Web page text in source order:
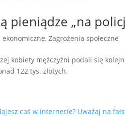
pieniądze „na
ekonomiczne,Zagrożenia społeczne
kobiety mężczyźni podali się
122 tys. złotych.